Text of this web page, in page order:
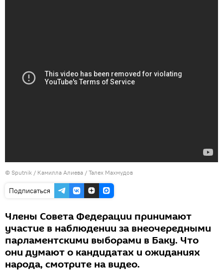
© Sputnik / Камилла Алиева / Талех Махмудов
Подписаться
Члены Совета Федерации принимают
участие в наблюдении за внеочередными
парламентскими выборами в Баку. Что
они думают о кандидатах и ожиданиях
народа, смотрите на видео.